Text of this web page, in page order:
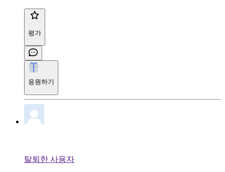
평가
응원하기
탈퇴한 사용자